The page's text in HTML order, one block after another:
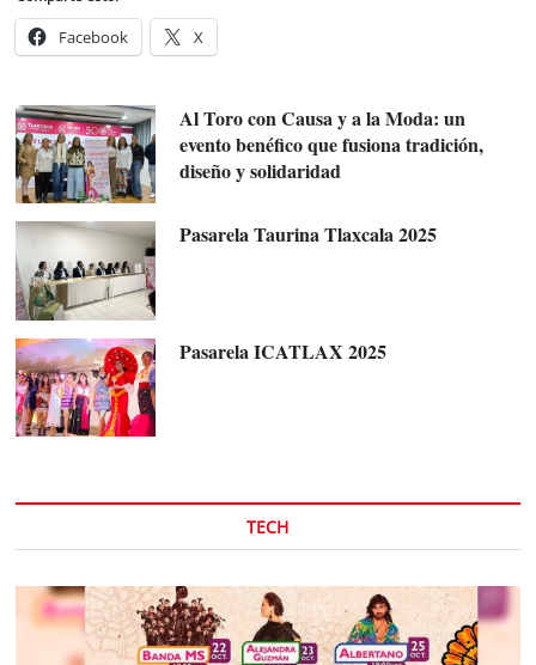
Facebook X
Al Toro con Causa y a la Moda: un
evento benéfico que fusiona tradición,
diseño y solidaridad
Pasarela Taurina Tlaxcala 2025
Pasarela ICATLAX 2025
TECH